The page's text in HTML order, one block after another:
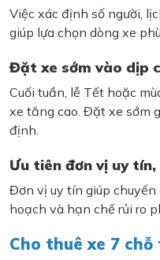
Việc xác định số người,
giúp lựa chọn dòng xe
Đặt xe sớm vào dịp
Cuối tuần, lễ Tết hoặc
xe tăng cao. Đặt xe sớm
định.
Ưu tiên đơn vị uy
Đơn vị uy tín giúp chuyến
hoạch và hạn chế rủi ro
Cho thuê xe 7